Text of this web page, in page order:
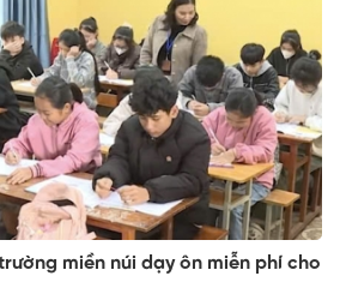
miền núi dạy ôn miễn phí cho